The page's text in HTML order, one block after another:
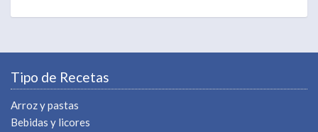
Tipo de Recetas
Arroz y pastas
Bebidas y licores